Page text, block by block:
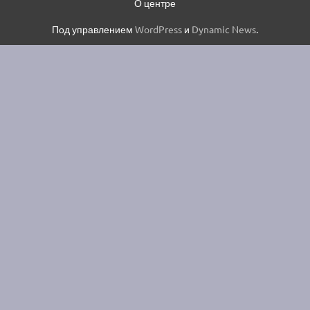
О центре
Под управлением WordPress и Dynamic News.